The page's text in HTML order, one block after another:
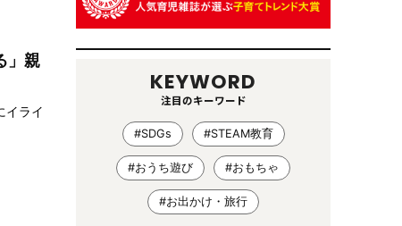
」親
イライ
KEYWORD
注目のキーワード
#SDGs #STEAM教育
#おうち遊び #おもちゃ
#お出かけ・旅行